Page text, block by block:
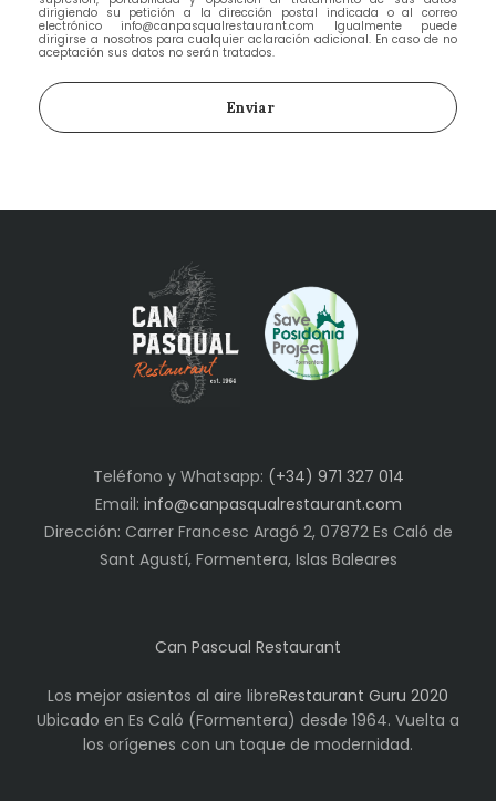
dirigiendo su petición a la dirección postal indicada o al correo
electrónico info@canpasqualrestaurant.com Igualmente puede
dirigirse a nosotros para cualquier aclaración adicional. En caso de no
aceptación sus datos no serán tratados.
Enviar
Teléfono y Whatsapp: (+34) 971 327 014
Email: info@canpasqualrestaurant.com
Dirección: Carrer Francesc Aragó 2, 07872 Es Caló de
Sant Agustí, Formentera, Islas Baleares
Can Pascual Restaurant
Los mejor asientos al aire libreRestaurant Guru 2020
Ubicado en Es Caló (Formentera) desde 1964. Vuelta a
los orígenes con un toque de modernidad.